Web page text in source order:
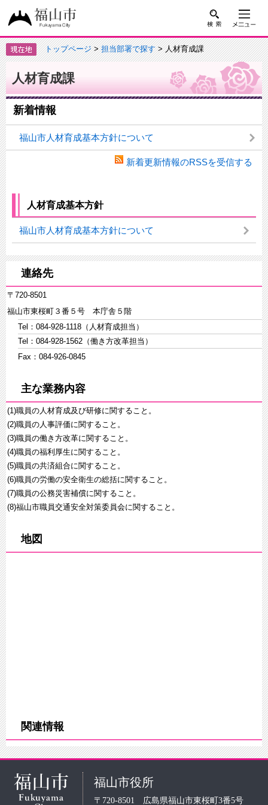
トップページ>担当部署で探す> 人材育成課
人材育成課
新着情報
福山市人材育成基本方針について
新着更新情報のRSSを受信する
人材育成基本方針
福山市人材育成基本方針について
連絡先
〒720-8501
福山市東桜町３番５号 本庁舎５階
Tel：084-928-1118（人材育成担当）
Tel：084-928-1562（働き方改革担当）
Fax：084-926-0845
主な業務内容
(1)職員の人材育成及び研修に関すること。
(2)職員の人事評価に関すること。
(3)職員の働き方改革に関すること。
(4)職員の福利厚生に関すること。
(5)職員の共済組合に関すること。
(6)職員の労働の安全衛生の総括に関すること。
(7)職員の公務災害補償に関すること。
(8)福山市職員交通安全対策委員会に関すること。
地図
関連情報
福山市役所
〒720-8501 広島県福山市東桜町3番5号